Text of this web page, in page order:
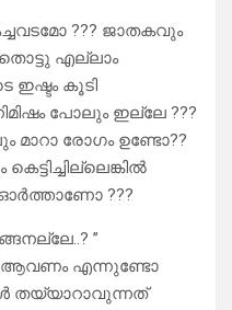
??? ജാതകവും
എല്ലാം
ഇഷ്ടം കൂടി
പോലും ഇല്ലേ ???
രോഗം ഉണ്ടോ??
???
”
ആവണം എന്നുണ്ടോ
തയ്യാറാവുന്നത്